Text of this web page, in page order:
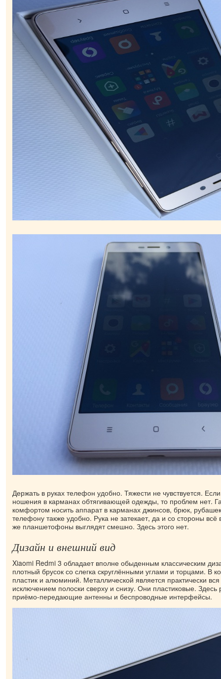
Держать в руках телефон удобно. Тяжести не чувствуется.
ношения в карманах обтягивающей одежды, то проблем нет.
комфортом носить аппарат в карманах джинсов, брюк,
телефону также удобно. Рука не затекает, да и со стороны
же планшетофоны выглядят смешно. Здесь этого нет.
Дизайн и внешний вид
Xiaomi Redmi 3 обладает вполне обыденным классическим
плотный брусок со слегка скруглёнными углами и торцами. В
пластик и алюминий. Металлической является практически
исключением полоски сверху и снизу. Они пластиковые.
приёмо-передающие антенны и беспроводные интерфейсы.